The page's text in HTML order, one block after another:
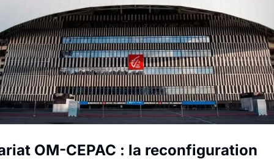
OM-CEPAC : la reconfiguration